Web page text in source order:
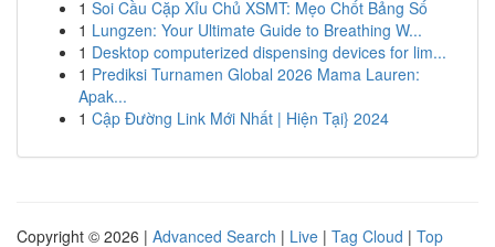
1 Soi Cầu Cặp Xỉu Chủ XSMT: Mẹo Chốt Bảng Số
1 Lungzen: Your Ultimate Guide to Breathing W...
1 Desktop computerized dispensing devices for lim...
1 Prediksi Turnamen Global 2026 Mama Lauren:
Apak...
1 Cập Đường Link Mới Nhất | Hiện Tại} 2024
Copyright © 2026 | Advanced Search | Live | Tag Cloud | Top